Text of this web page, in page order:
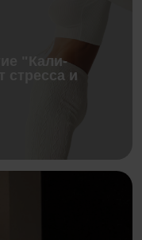
"Кали-
стресса и